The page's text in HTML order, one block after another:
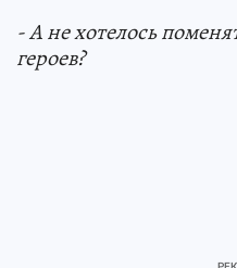
- А не хотелось
героев?